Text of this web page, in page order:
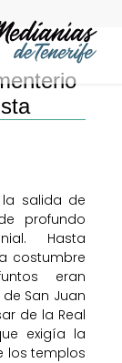
la salida de
profundo
Hasta
costumbre
eran
San Juan
de la Real
exigía la
los templos